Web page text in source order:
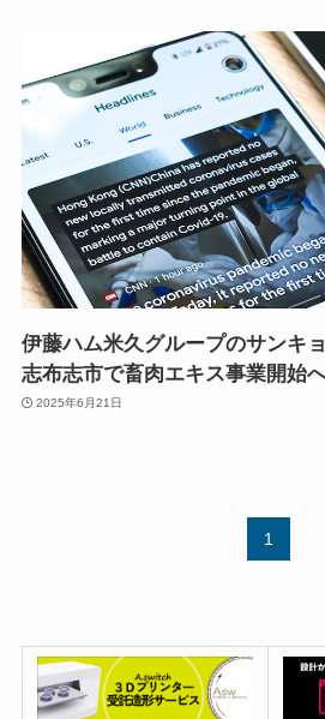
伊藤ハム米久グループのサンキ
志布志市で畜肉エキス事業開始
2025年6月21日
1